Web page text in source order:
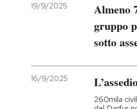
19/9/2025
Almeno
gruppo
sotto
16/9/2025
260mila